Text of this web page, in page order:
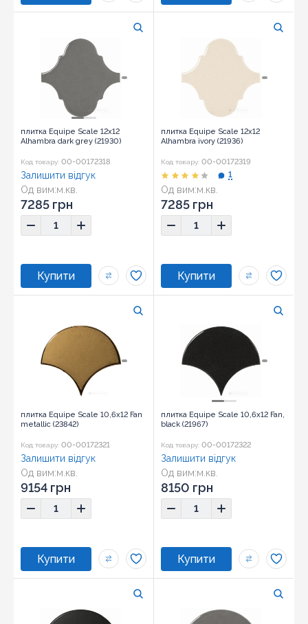
плитка Equipe Scale 12x12
Alhambra dark grey (21930)
Код товару: 00-00172318
Од вим:м.кв.
Розмір:12x12
Залишити відгук
7285 грн
плитка Equipe Scale 12x12
Alhambra ivory (21936)
Код товару: 00-00172319
Од вим:м.кв.
Розмір:12x12
1
7285 грн
плитка Equipe Scale 10,6x12 Fan
metallic (23842)
Код товару: 00-00172321
Од вим:м.кв.
Розмір:10,6x12
Залишити відгук
9154 грн
плитка Equipe Scale 10,6x12 Fan,
black (21967)
Код товару: 00-00172322
Од вим:м.кв.
Розмір:10,6x12
Залишити відгук
8150 грн